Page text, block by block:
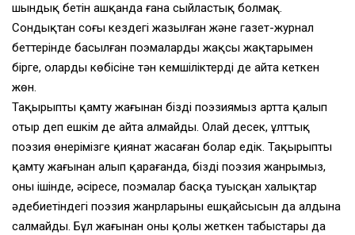
шындық бетін ашқанда ғана сыйластық болмақ.
Сондықтан соңғы кездегі жазылған және газет-журнал
беттерінде басылған поэмалардың жақсы жақтарымен
бірге, олардың көбісіне тән кемшіліктерді де айта кеткен
жөн.
Тақырыпты қамту жағынан біздің поэзиямыз артта қалып
отыр деп ешкім де айта алмайды. Олай десек, ұлттық
поэзия өнерімізге қиянат жасаған болар едік. Тақырыпты
қамту жағынан алып қарағанда, біздің поэзия жанрымыз,
оның ішінде, әсіресе, поэмалар басқа туысқан халықтар
әдебиетіндегі поэзия жанрларының ешқайсысын да алдына
салмайды. Бұл жағынан оның қолы жеткен табыстары да